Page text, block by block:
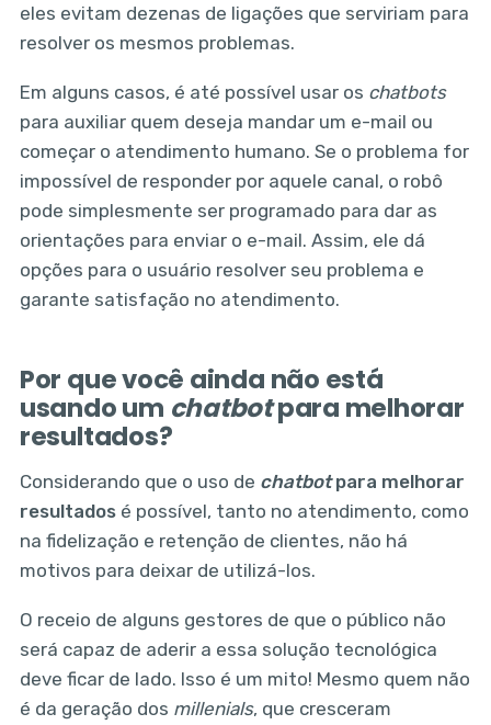
eles evitam dezenas de ligações que serviriam para
resolver os mesmos problemas.
Em alguns casos, é até possível usar os chatbots
para auxiliar quem deseja mandar um e-mail ou
começar o atendimento humano. Se o problema for
impossível de responder por aquele canal, o robô
pode simplesmente ser programado para dar as
orientações para enviar o e-mail. Assim, ele dá
opções para o usuário resolver seu problema e
garante satisfação no atendimento.
Por que você ainda não está
usando um chatbotpara melhorar
resultados?
Considerando que o uso de chatbotpara melhorar
resultados é possível, tanto no atendimento, como
na fidelização e retenção de clientes, não há
motivos para deixar de utilizá-los.
O receio de alguns gestores de que o público não
será capaz de aderir a essa solução tecnológica
deve ficar de lado. Isso é um mito! Mesmo quem não
é da geração dos millenials, que cresceram